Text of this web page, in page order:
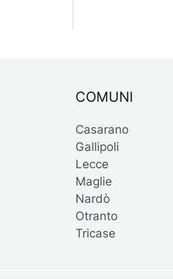
COMUNI
Casarano
Gallipoli
Lecce
Maglie
Nardò
Otranto
Tricase